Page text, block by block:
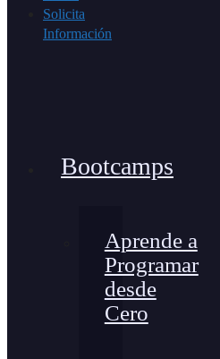
Solicita
Información
Bootcamps
Aprende a
Programar
desde
Cero